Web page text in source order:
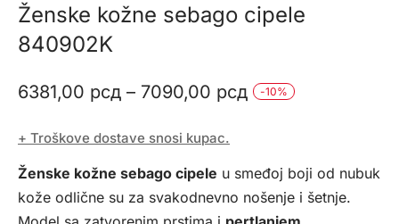
Ženske kožne sebago cipele
840902K
6381,00 рсд – 7090,00 рсд Raspon
6381,00 рсд
do
-10%
+ Troškove dostave snosi kupac.
Ženske kožne sebago cipele u smeđoj boji od nubuk
kože odlične su za svakodnevno nošenje i šetnje.